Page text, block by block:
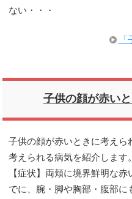
ない・・・
子供の顔が赤い
子供の顔が赤いときに考えら
考えられる病気を紹介しま
【症状】両頬に境界鮮明な
でに、腕・脚や胸部・腹部